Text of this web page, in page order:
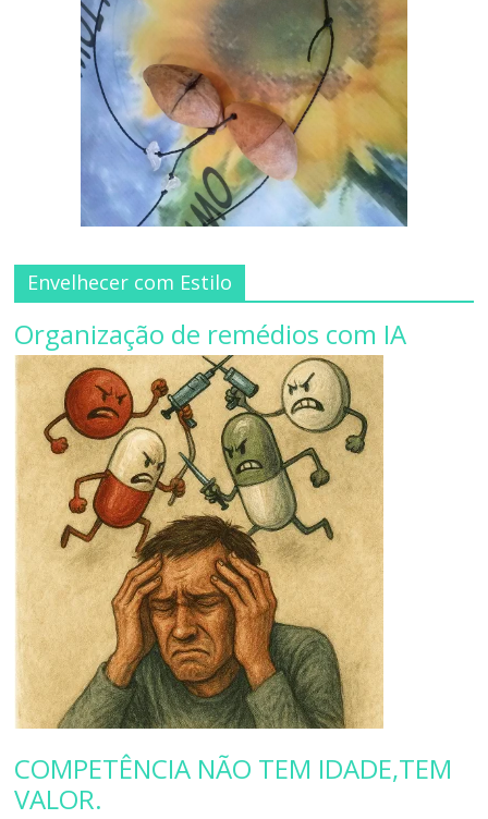
Envelhecer com Estilo
Organização de remédios com IA
COMPETÊNCIA NÃO TEM IDADE,TEM
VALOR.